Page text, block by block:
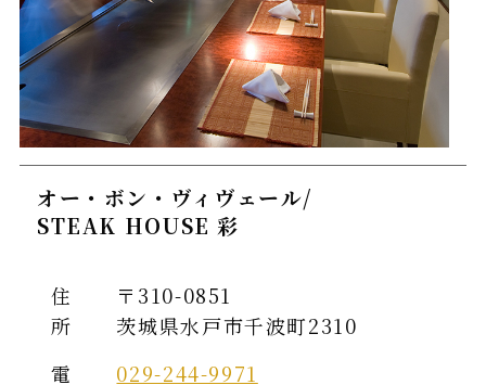
オー・ボン・ヴィヴェール/
STEAK HOUSE 彩
住
所
〒310-0851
茨城県水戸市千波町2310
電
029-244-9971